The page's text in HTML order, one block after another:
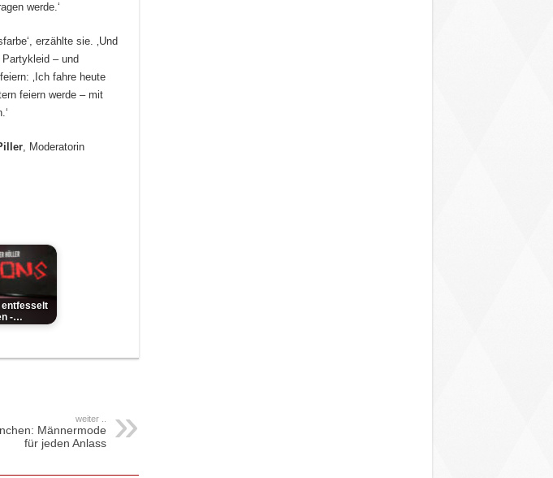
werde.‘
erzählte sie. ‚Und
– und
‚Ich fahre heute
feiern werde – mit
, Moderatorin
-…
weiter ..
Männermode
für jeden Anlass